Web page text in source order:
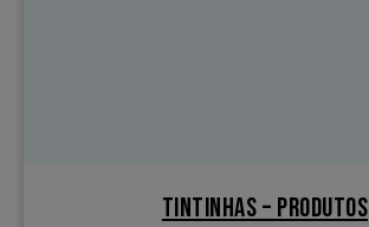
TINTINHAS – PRODUTOS